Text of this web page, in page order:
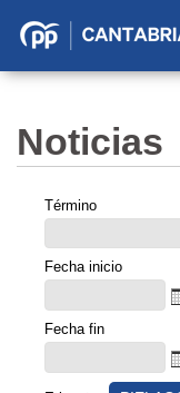
Partido
Cantabria
Noticias
Término
Fecha inicio
Fecha fin